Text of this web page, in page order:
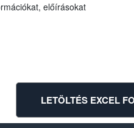
előírásokat
LETÖLTÉS EXCEL